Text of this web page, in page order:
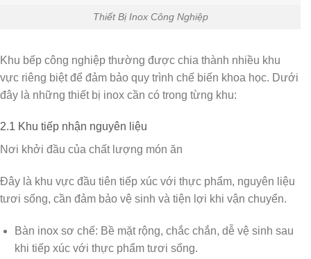
Thiết Bị Inox Công Nghiệp
Khu bếp công nghiệp thường được chia thành nhiều khu
vực riêng biệt để đảm bảo quy trình chế biến khoa học. Dưới
đây là những thiết bị inox cần có trong từng khu:
2.1 Khu tiếp nhận nguyên liệu
Nơi khởi đầu của chất lượng món ăn
Đây là khu vực đầu tiên tiếp xúc với thực phẩm, nguyên liệu
tươi sống, cần đảm bảo vệ sinh và tiện lợi khi vận chuyển.
Bàn inox sơ chế: Bề mặt rộng, chắc chắn, dễ vệ sinh sau
khi tiếp xúc với thực phẩm tươi sống.